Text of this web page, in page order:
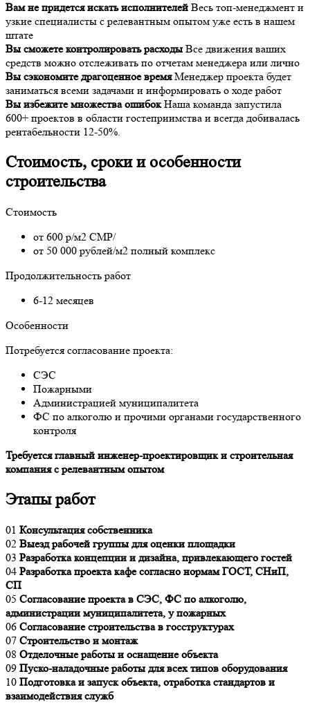
Вам не придется искать исполнителей Весь топ-менеджмент и
узкие специалисты с релевантным опытом уже есть в нашем
штате
Вы сможете контролировать расходы Все движения ваших
средств можно отслеживать по отчетам менеджера или лично
Вы сэкономите драгоценное времяМенеджер проекта будет
заниматься всеми задачами и информировать о ходе работ
Вы избежите множества ошибокНаша команда запустила
600+ проектов в области гостеприимства и всегда добивалась
рентабельности 12-50%.
Стоимость, сроки и особенности
строительства
Стоимость
от 600 р/м2 СМР/
от 50 000 рублей/м2 полный комплекс
Продолжительность работ
6-12 месяцев
Особенности
Потребуется согласование проекта:
СЭС
Пожарными
Администрацией муниципалитета
ФС по алкоголю и прочими органами государственного
контроля
Требуется главный инженер-проектировщик и строительная
компания с релевантным опытом
Этапы работ
01 Консультация собственника
02 Выезд рабочей группы для оценки площадки
03 Разработка концепции и дизайна, привлекающего гостей
04 Разработка проекта кафе согласно нормам ГОСТ, СНиП,
СП
05 Согласование проекта в СЭС, ФС по алкоголю,
администрации муниципалитета, у пожарных
06 Согласование строительства в госструктурах
07 Строительство и монтаж
08 Отделочные работы и оснащение объекта
09 Пуско-наладочные работы для всех типов оборудования
10 Подготовка и запуск объекта, отработка стандартов и
взаимодействия служб